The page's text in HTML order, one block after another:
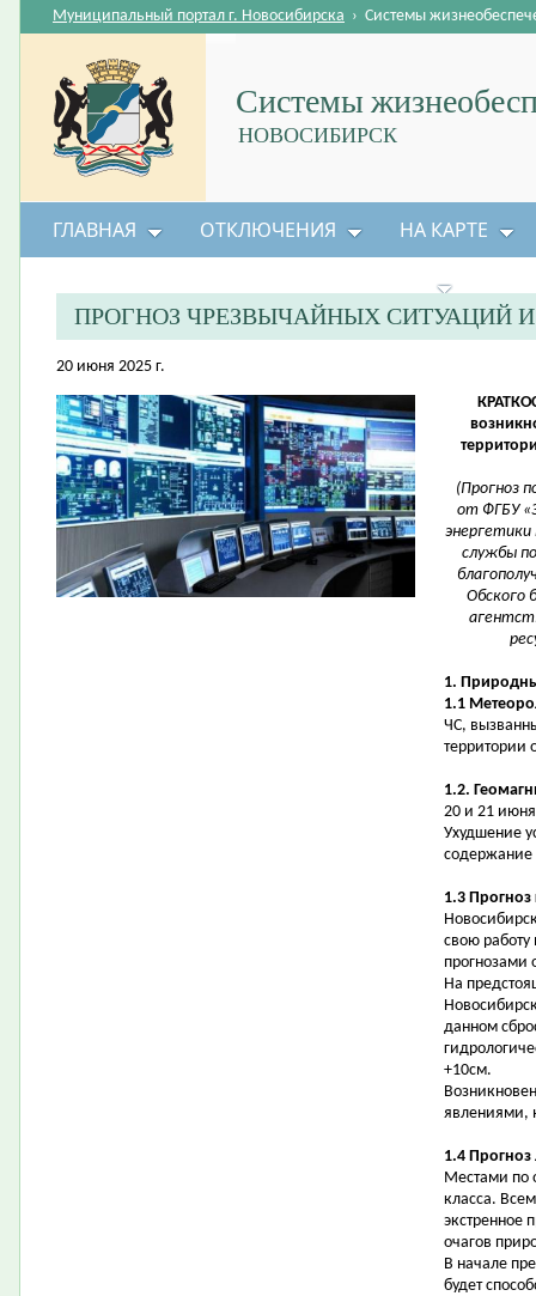
Системы
НОВОСИБИРСК
Муниципальный портал г. Новосибирска › Системы
ГЛАВНАЯ ОТКЛЮЧЕНИЯ НА КАРТЕ
ПРОГНОЗ ЧРЕЗВЫЧАЙНЫХ СИТУАЦИЙ
20 июня 2025 г.
(Прогноз
от ФГБУ
энергетики
службы
Обского
1.
1.1
ЧС,
территории
1.2.
20 и 21
Ухудшение
содержание
1.3 Прогноз
свою
прогнозами
На
данном
+10см.
явлениями,
1.4
Местами по
класса.
экстренное
очагов
В начале
будет